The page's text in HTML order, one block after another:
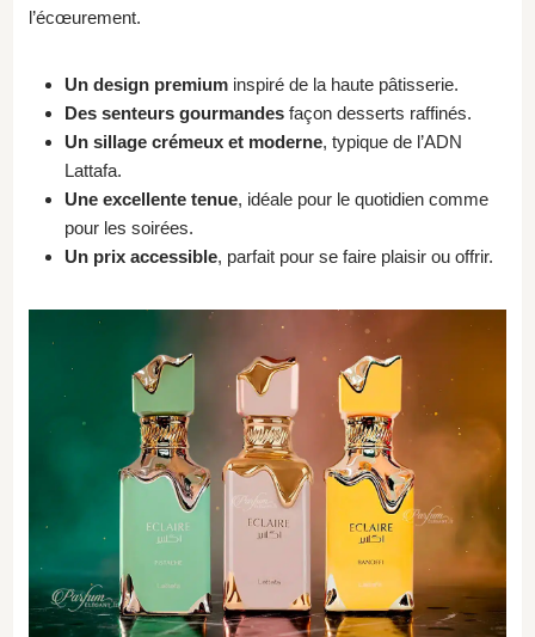
l’écœurement.
Un design premium inspiré de la haute pâtisserie.
Des senteurs gourmandes façon desserts raffinés.
Un sillage crémeux et moderne, typique de l’ADN
Lattafa.
Une excellente tenue, idéale pour le quotidien comme
pour les soirées.
Un prix accessible, parfait pour se faire plaisir ou offrir.